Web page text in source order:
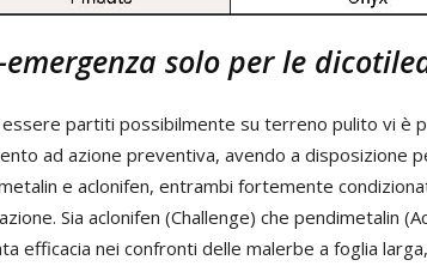
emergenza solo per le
partiti possibilmente su terreno pulito vi è
ad azione preventiva, avendo a disposizione
e aclonifen, entrambi fortemente
Sia aclonifen (Challenge) che pendimetalin
efficacia nei confronti delle malerbe a foglia